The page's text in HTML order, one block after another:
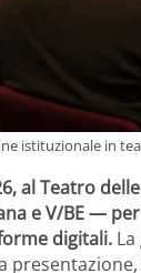
istituzionale in
al Teatro
e V/BE —
digitali.